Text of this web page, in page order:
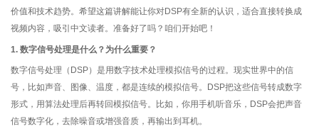
价值和技术趋势。希望这篇讲解能让你对DSP有全新的认识，适合直接转换成
视频内容，吸引中文读者。准备好了吗？咱们开始吧！
1. 数字信号处理是什么？为什么重要？
数字信号处理（DSP）是用数字技术处理模拟信号的过程。现实世界中的信
号，比如声音、图像、温度，都是连续的模拟信号。DSP把这些信号转成数字
形式，用算法处理后再转回模拟信号。比如，你用手机听音乐，DSP会把声音
信号数字化，去除噪音或增强音质，再输出到耳机。